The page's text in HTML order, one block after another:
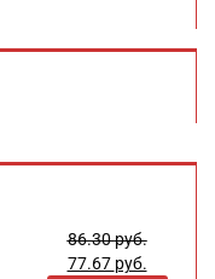
86.30руб.
77.67 руб.